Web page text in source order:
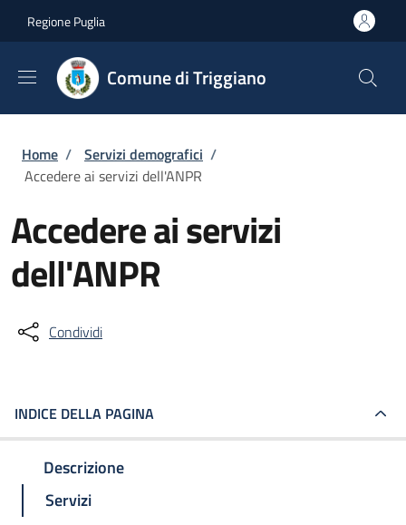
Regione Puglia
Comune di Triggiano
Briciole di pane
Home / Servizi demografici /
Accedere ai servizi dell'ANPR
Accedere ai servizi
dell'ANPR
Condividi
INDICE DELLA PAGINA
Descrizione
Servizi